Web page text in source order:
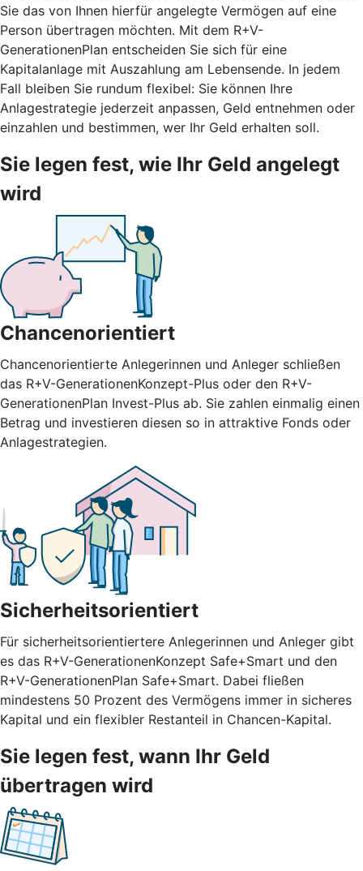
Sie das von Ihnen hierfür angelegte Vermögen auf eine
Person übertragen möchten. Mit dem R+V-
GenerationenPlan entscheiden Sie sich für eine
Kapitalanlage mit Auszahlung am Lebensende. In jedem
Fall bleiben Sie rundum flexibel: Sie können Ihre
Anlagestrategie jederzeit anpassen, Geld entnehmen oder
einzahlen und bestimmen, wer Ihr Geld erhalten soll.
Sie legen fest, wie Ihr Geld angelegt
wird
Chancenorientiert
Chancenorientierte Anlegerinnen und Anleger schließen
das R+V-GenerationenKonzept-Plus oder den R+V-
GenerationenPlan Invest-Plus ab. Sie zahlen einmalig einen
Betrag und investieren diesen so in attraktive Fonds oder
Anlagestrategien.
Sicherheitsorientiert
Für sicherheitsorientiertere Anlegerinnen und Anleger gibt
es das R+V-GenerationenKonzept Safe+Smart und den
R+V-GenerationenPlan Safe+Smart. Dabei fließen
mindestens 50 Prozent des Vermögens immer in sicheres
Kapital und ein flexibler Restanteil in Chancen-Kapital.
Sie legen fest, wann Ihr Geld
übertragen wird